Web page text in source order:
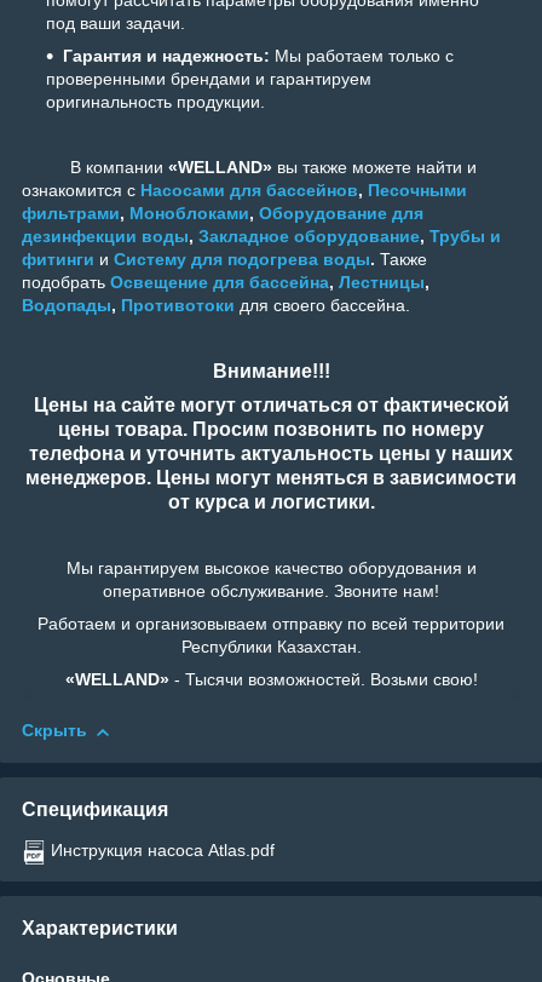
под ваши задачи.
Гарантия и надежность: Мы работаем только с
проверенными брендами и гарантируем
оригинальность продукции.
В компании «WELLAND» вы также можете найти и
ознакомится с Насосами для бассейнов, Песочными
фильтрами, Моноблоками, Оборудование для
дезинфекции воды, Закладное оборудование, Трубы и
фитинги и Систему для подогрева воды. Также
подобрать Освещение для бассейна, Лестницы,
Водопады, Противотоки для своего бассейна.
Внимание!!!
Цены на сайте могут отличаться от фактической
цены товара. Просим позвонить по номеру
телефона и уточнить актуальность цены у наших
менеджеров. Цены могут меняться в зависимости
от курса и логистики.
Мы гарантируем высокое качество оборудования и
оперативное обслуживание. Звоните нам!
Работаем и организовываем отправку по всей территории
Республики Казахстан.
«WELLAND»- Тысячи возможностей. Возьми свою!
Скрыть
Спецификация
Инструкция насоса Atlas.pdf
Характеристики
Основные